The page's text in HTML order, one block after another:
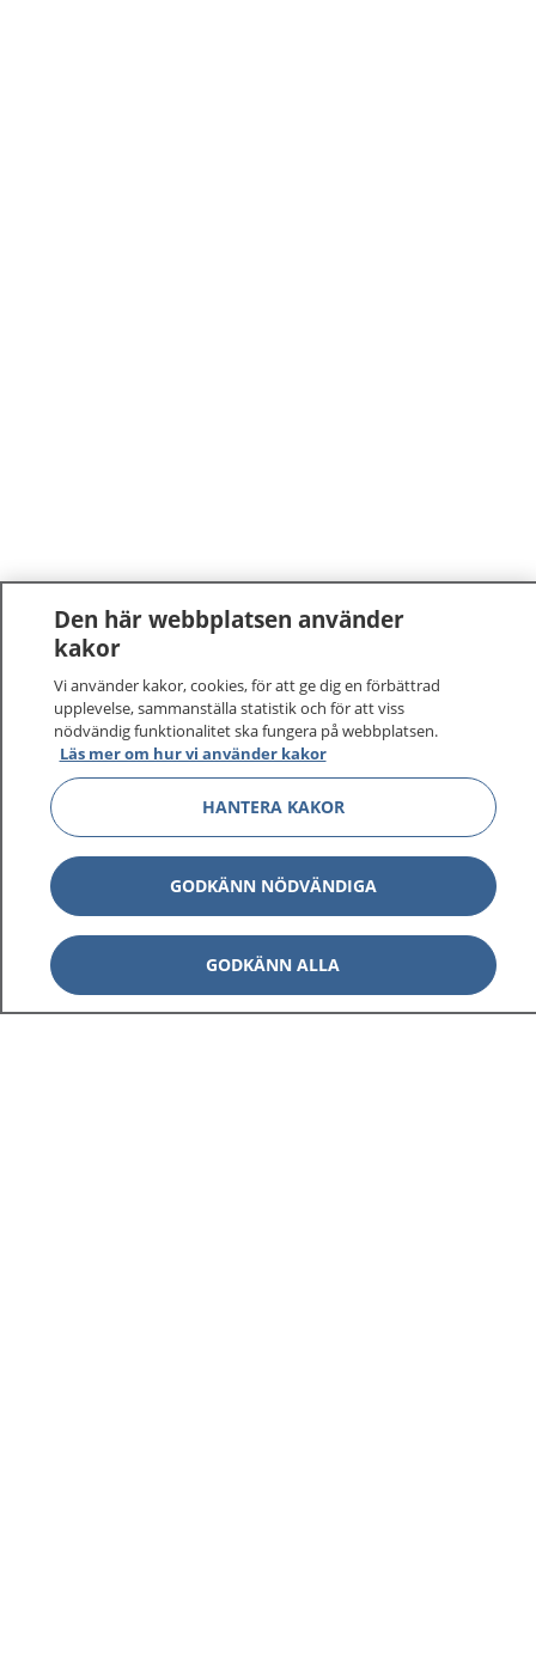
Den här webbplatsen använder
kakor
Vi använder kakor, cookies, för att ge dig en förbättrad
upplevelse, sammanställa statistik och för att viss
nödvändig funktionalitet ska fungera på webbplatsen.
Läs mer om hur vi använder kakor
HANTERA KAKOR
GODKÄNN NÖDVÄNDIGA
GODKÄNN ALLA